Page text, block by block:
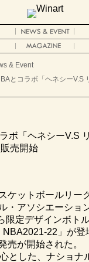
& Event
とコラボ「ヘネシーV.S
ボ「ヘネシーV.S
売開始
ケットボールリー
・アソシエーショ
限定デザインボト
22」が登
売が開始された。
とした、ナショナ